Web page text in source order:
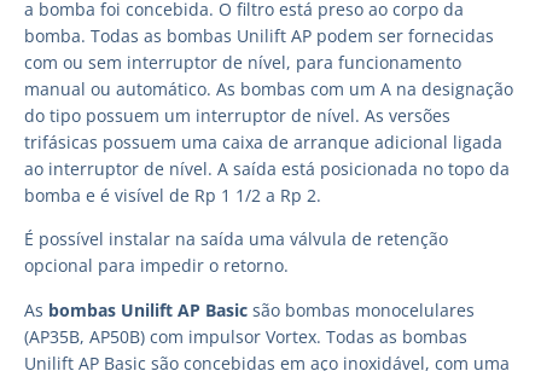
a bomba foi concebida. O filtro está preso ao corpo da
bomba. Todas as bombas Unilift AP podem ser fornecidas
com ou sem interruptor de nível, para funcionamento
manual ou automático. As bombas com um A na designação
do tipo possuem um interruptor de nível. As versões
trifásicas possuem uma caixa de arranque adicional ligada
ao interruptor de nível. A saída está posicionada no topo da
bomba e é visível de Rp 1 1/2 a Rp 2.
É possível instalar na saída uma válvula de retenção
opcional para impedir o retorno.
As bombas Unilift AP Basic são bombas monocelulares
(AP35B, AP50B) com impulsor Vortex. Todas as bombas
Unilift AP Basic são concebidas em aço inoxidável, com uma